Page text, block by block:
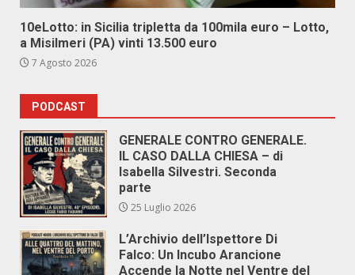
10eLotto: in Sicilia tripletta da 100mila euro – Lotto,
a Misilmeri (PA) vinti 13.500 euro
7 Agosto 2026
PODCAST
GENERALE CONTRO GENERALE.
IL CASO DALLA CHIESA – di
Isabella Silvestri. Seconda
parte
25 Luglio 2026
L’Archivio dell’Ispettore Di
Falco: Un Incubo Arancione
Accende la Notte nel Ventre del